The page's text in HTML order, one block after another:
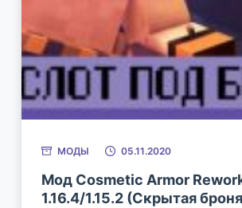
МОДЫ 05.11.2020
Мод Cosmetic Armor
1.16.4/1.15.2 (Скрытая